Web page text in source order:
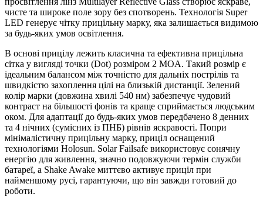
чисте та широке поле зору без спотворень. Технологія Super
LED генерує чітку прицільну марку, яка залишається видимою
за будь-яких умов освітлення.
В основі прицілу лежить класична та ефективна прицільна
сітка у вигляді точки (Dot) розміром 2 MOA. Такий розмір є
ідеальним балансом між точністю для дальніх пострілів та
швидкістю захоплення цілі на близькій дистанції. Зелений
колір марки (довжина хвилі 540 нм) забезпечує чудовий
контраст на більшості фонів та краще сприймається людським
оком. Для адаптації до будь-яких умов передбачено 8 денних
та 4 нічних (сумісних із ПНБ) рівнів яскравості. Попри
мінімалістичну прицільну марку, приціл оснащений
технологіями Holosun. Solar Failsafe використовує сонячну
енергію для живлення, значно подовжуючи термін служби
батареї, а Shake Awake миттєво активує приціл при
найменшому русі, гарантуючи, що він завжди готовий до
роботи.